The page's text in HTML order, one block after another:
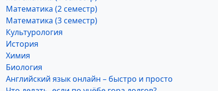
Математика (2 семестр)
Математика (3 семестр)
Культурология
История
Химия
Биология
Английский язык онлайн – быстро и просто